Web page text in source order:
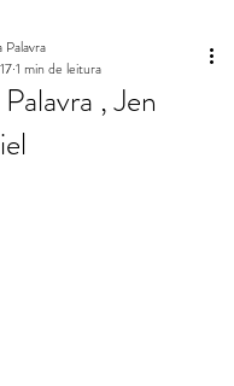
, Jen
1 min de leitura